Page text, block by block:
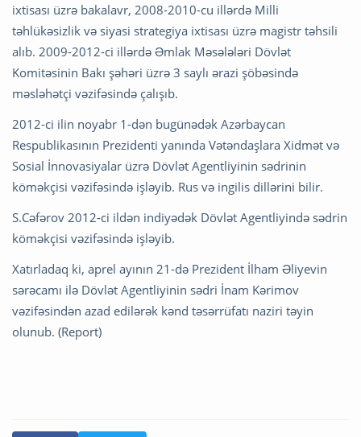
ixtisası üzrə bakalavr, 2008-2010-cu illərdə Milli
təhlükəsizlik və siyasi strategiya ixtisası üzrə magistr təhsili
alıb. 2009-2012-ci illərdə Əmlak Məsələləri Dövlət
Komitəsinin Bakı şəhəri üzrə 3 saylı ərazi şöbəsində
məsləhətçi vəzifəsində çalışıb.
2012-ci ilin noyabr 1-dən bugünədək Azərbaycan
Respublikasının Prezidenti yanında Vətəndaşlara Xidmət və
Sosial İnnovasiyalar üzrə Dövlət Agentliyinin sədrinin
köməkçisi vəzifəsində işləyib. Rus və ingilis dillərini bilir.
S.Cəfərov 2012-ci ildən indiyədək Dövlət Agentliyində sədrin
köməkçisi vəzifəsində işləyib.
Xatırladaq ki, aprel ayının 21-də Prezident İlham Əliyevin
sərəcamı ilə Dövlət Agentliyinin sədri İnam Kərimov
vəzifəsindən azad edilərək kənd təsərrüfatı naziri təyin
olunub. (Report)